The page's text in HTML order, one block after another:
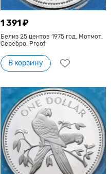
1 391 ₽
Белиз 25 центов 1975 год. Мотмот.
Серебро. Proof
В корзину